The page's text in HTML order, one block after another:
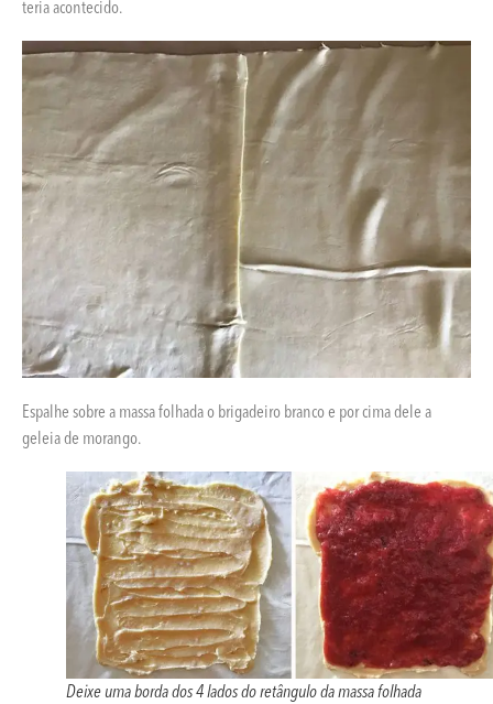
teria acontecido.
Espalhe sobre a massa folhada o brigadeiro branco e por cima dele a
geleia de morango.
Deixe uma borda dos 4 lados do retângulo da massa folhada